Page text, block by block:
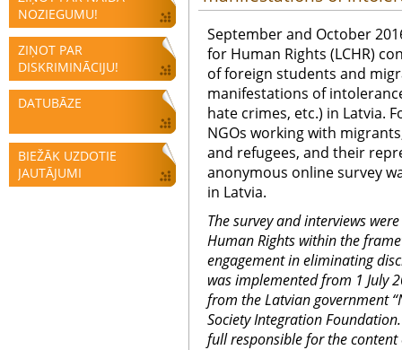
NOZIEGUMU!
ZIŅOT PAR
DISKRIMINĀCIJU!
DATUBĀZE
BIEŽĀK UZDOTIE
JAUTĀJUMI
September and October
for Human Rights (LCHR)
of foreign students and
manifestations of
hate crimes, etc.) in Latvia.
NGOs working with
and refugees, and their
anonymous online survey
in Latvia.
The survey and interviews
Human Rights within the
engagement in eliminating
was implemented from 1 July
from the Latvian government
Society Integration
full responsible for the